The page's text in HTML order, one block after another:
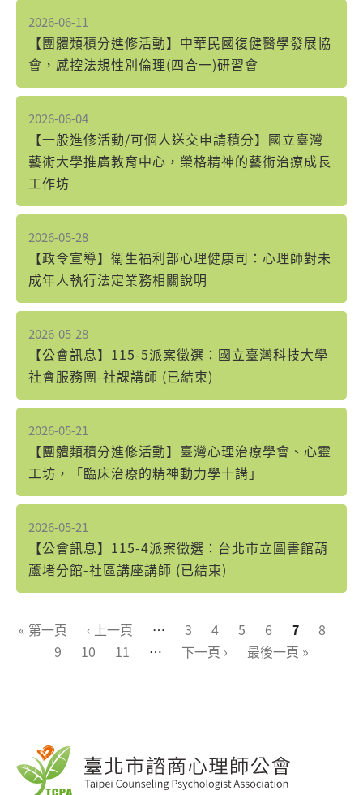
2026-06-11
【團體類積分進修活動】中華民國復健醫學發展協
會，感控法規性別倫理(四合一)研習會
2026-06-04
【一般進修活動/可個人送交申請積分】國立臺灣
藝術大學推廣教育中心，榮格精神的藝術治療成長
工作坊
2026-05-28
【政令宣導】衛生福利部心理健康司：心理師對未
成年人執行法定業務相關說明
2026-05-28
【公會訊息】115-5派案徵選：國立臺灣科技大學
社會服務團-社課講師 (已結束)
2026-05-21
【團體類積分進修活動】臺灣心理治療學會、心靈
工坊，「臨床治療的精神動力學十講」
2026-05-21
【公會訊息】115-4派案徵選：台北市立圖書館葫
蘆堵分館-社區講座講師 (已結束)
頁面
« 第一頁 ‹ 上一頁 … 3 4 5 6 7
8
9
10 11 … 下一頁 › 最後一頁 »